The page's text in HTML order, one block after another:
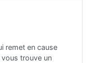
remet en cause
trouve un